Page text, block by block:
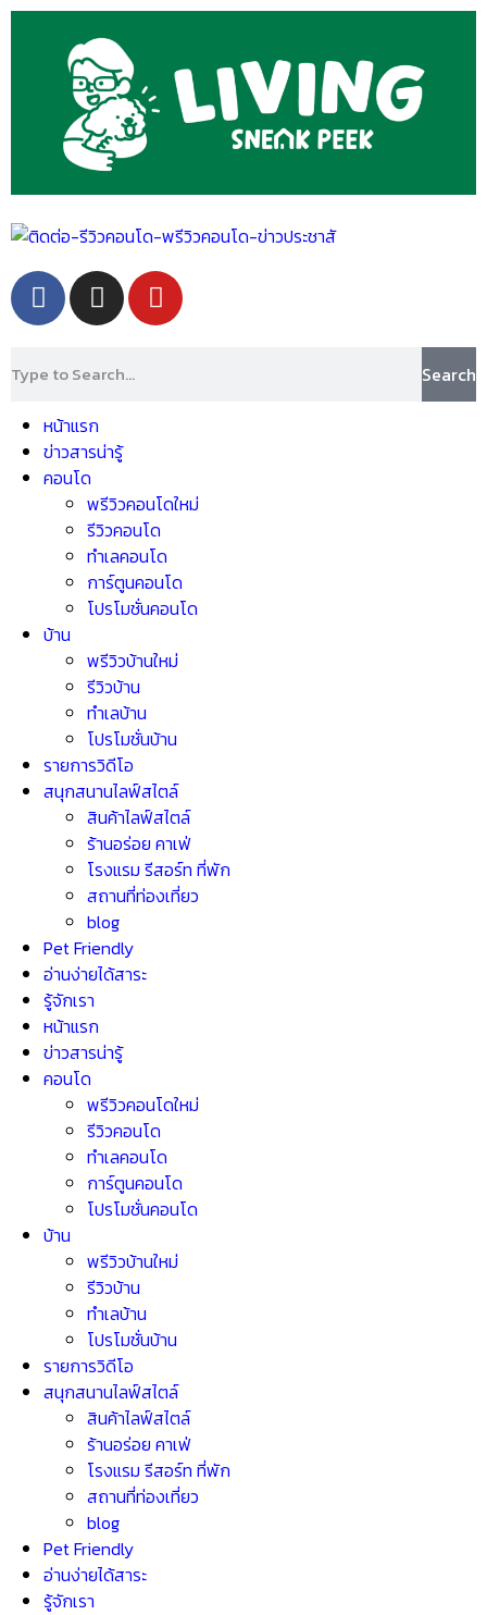
Search
หน้าแรก
ข่าวสารน่ารู้
คอนโด
พรีวิวคอนโดใหม่
รีวิวคอนโด
ทำเลคอนโด
การ์ตูนคอนโด
โปรโมชั่นคอนโด
บ้าน
พรีวิวบ้านใหม่
รีวิวบ้าน
ทำเลบ้าน
โปรโมชั่นบ้าน
รายการวิดีโอ
สนุกสนานไลฟ์สไตล์
สินค้าไลฟ์สไตล์
ร้านอร่อย คาเฟ่
โรงแรม รีสอร์ท ที่พัก
สถานที่ท่องเที่ยว
blog
Pet Friendly
อ่านง่ายได้สาระ
รู้จักเรา
หน้าแรก
ข่าวสารน่ารู้
คอนโด
พรีวิวคอนโดใหม่
รีวิวคอนโด
ทำเลคอนโด
การ์ตูนคอนโด
โปรโมชั่นคอนโด
บ้าน
พรีวิวบ้านใหม่
รีวิวบ้าน
ทำเลบ้าน
โปรโมชั่นบ้าน
รายการวิดีโอ
สนุกสนานไลฟ์สไตล์
สินค้าไลฟ์สไตล์
ร้านอร่อย คาเฟ่
โรงแรม รีสอร์ท ที่พัก
สถานที่ท่องเที่ยว
blog
Pet Friendly
อ่านง่ายได้สาระ
รู้จักเรา